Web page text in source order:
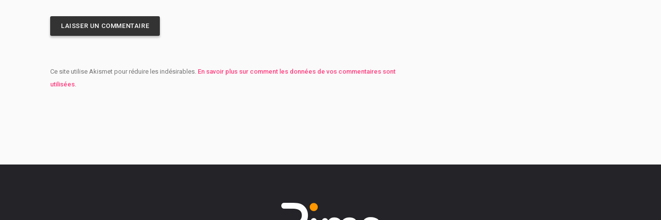
Ce site utilise Akismet pour réduire les indésirables. En savoir plus sur comment les données de vos commentaires sont
utilisées.